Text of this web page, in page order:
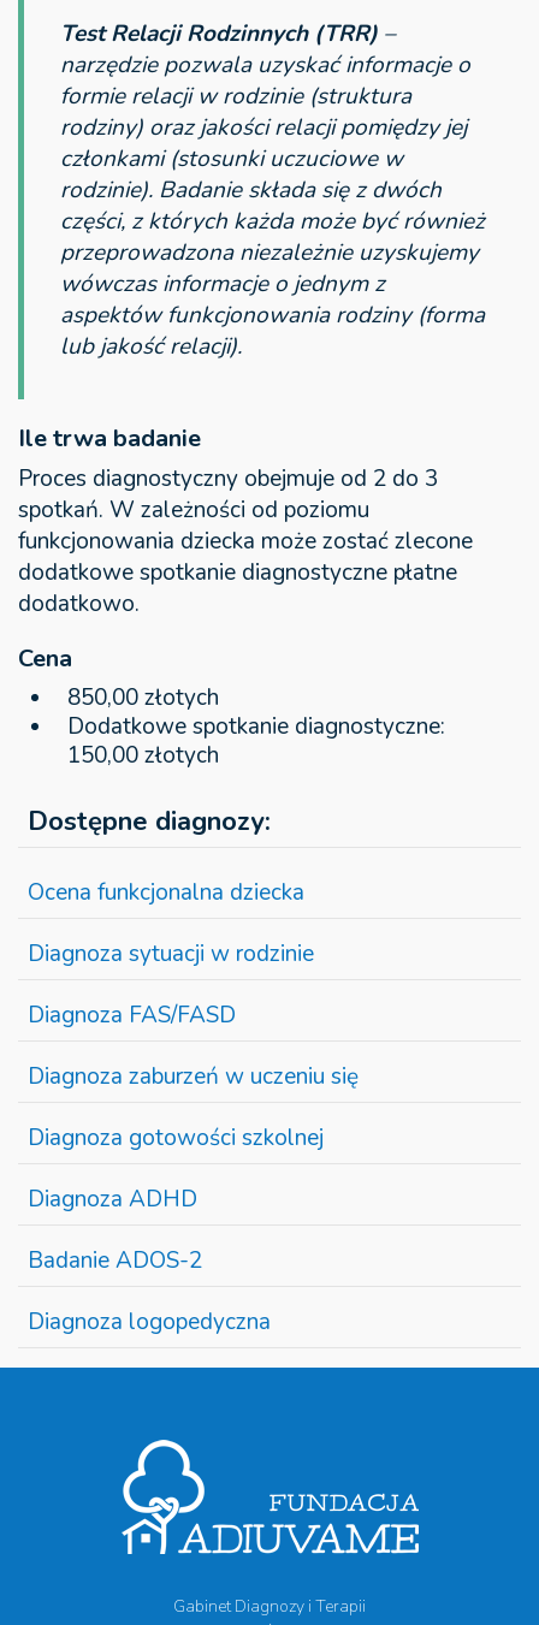
Test Relacji Rodzinnych (TRR) –
narzędzie pozwala uzyskać informacje o
formie relacji w rodzinie (struktura
rodziny) oraz jakości relacji pomiędzy jej
członkami (stosunki uczuciowe w
rodzinie). Badanie składa się z dwóch
części, z których każda może być również
przeprowadzona niezależnie uzyskujemy
wówczas informacje o jednym z
aspektów funkcjonowania rodziny (forma
lub jakość relacji).
Ile trwa badanie
Proces diagnostyczny obejmuje od 2 do 3
spotkań. W zależności od poziomu
funkcjonowania dziecka może zostać zlecone
dodatkowe spotkanie diagnostyczne płatne
dodatkowo.
Cena
850,00 złotych
Dodatkowe spotkanie diagnostyczne:
150,00 złotych
Dostępne diagnozy:
Ocena funkcjonalna dziecka
Diagnoza sytuacji w rodzinie
Diagnoza FAS/FASD
Diagnoza zaburzeń w uczeniu się
Diagnoza gotowości szkolnej
Diagnoza ADHD
Badanie ADOS-2
Diagnoza logopedyczna
Gabinet Diagnozy i Terapii